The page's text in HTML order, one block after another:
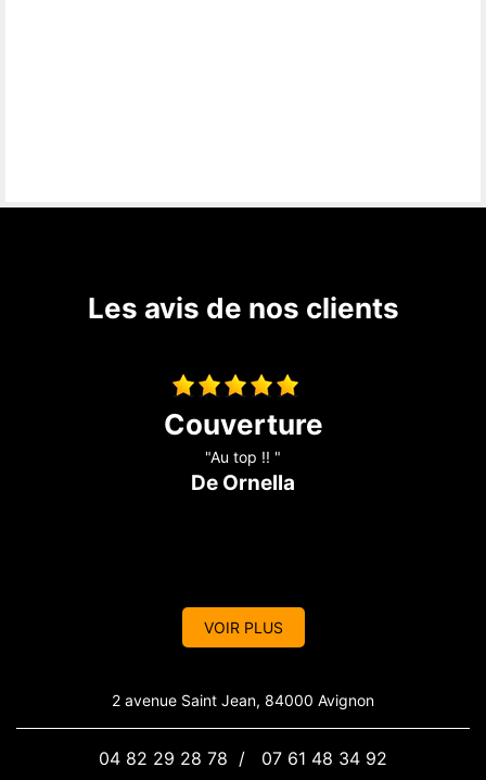
Les avis de nos clients
travaux de couverture
"Entreprise sérieuse et réactive, je recommande !!"
De Marine
VOIR PLUS
2 avenue Saint Jean, 84000 Avignon
04 82 29 28 78 / 07 61 48 34 92